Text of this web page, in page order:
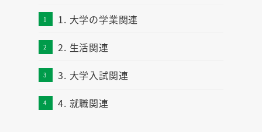
1. 大学の学業関連
2. 生活関連
3. 大学入試関連
4. 就職関連